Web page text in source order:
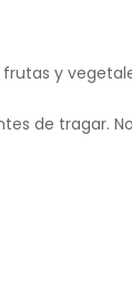
y
de tragar.